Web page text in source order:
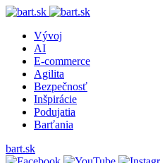
Vývoj
AI
E-commerce
Agilita
Bezpečnosť
Inšpirácie
Podujatia
Barťania
bart.sk